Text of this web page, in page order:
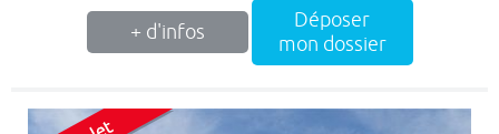
+ d'infos
Déposer
mon dossier